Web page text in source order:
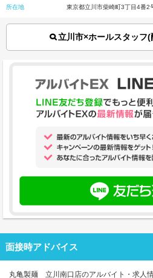
所在地 東京都立川市柴崎町3丁目4番2
立川市×ホールスタッフ
面接時アドバイス
丸亀製麺 立川南口店のアルバイト・求人